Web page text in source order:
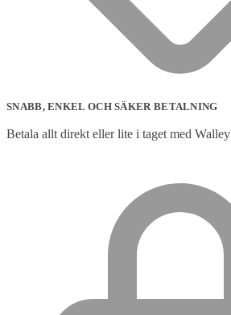
SNABB, ENKEL OCH SÄKER BETALNING
Betala allt direkt eller lite i taget med Walley